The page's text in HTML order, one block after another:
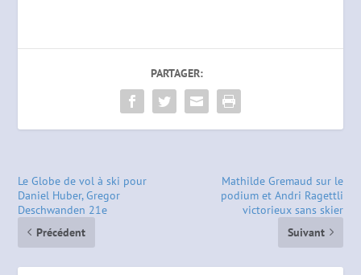
PARTAGER:
Le Globe de vol à ski pour
Daniel Huber, Gregor
Deschwanden 21e
Précédent
Mathilde Gremaud sur le
podium et Andri Ragettli
victorieux sans skier
Suivant